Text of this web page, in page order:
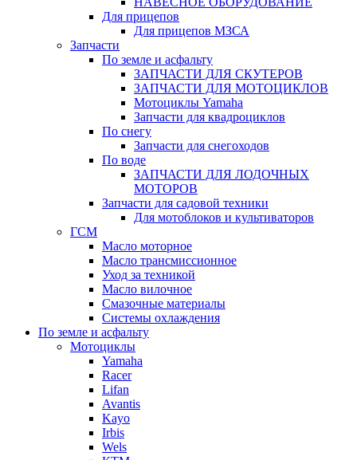
Для прицепов
Для прицепов МЗСА
Запчасти
По земле и асфальту
ЗАПЧАСТИ ДЛЯ СКУТЕРОВ
ЗАПЧАСТИ ДЛЯ МОТОЦИКЛОВ
Мотоциклы Yamaha
Запчасти для квадроциклов
По снегу
Запчасти для снегоходов
По воде
ЗАПЧАСТИ ДЛЯ ЛОДОЧНЫХ
МОТОРОВ
Запчасти для садовой техники
Для мотоблоков и культиваторов
ГСМ
Масло моторное
Масло трансмиссионное
Уход за техникой
Масло вилочное
Смазочные материалы
Системы охлаждения
По земле и асфальту
Мотоциклы
Yamaha
Racer
Lifan
Avantis
Kayo
Irbis
Wels